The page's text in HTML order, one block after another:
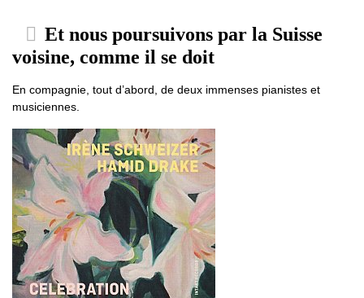
Et nous poursuivons par la Suisse
voisine, comme il se doit
En compagnie, tout d’abord, de deux immenses pianistes et
musiciennes.